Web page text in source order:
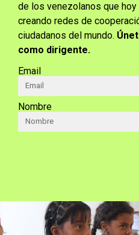
de los venezolanos que
creando redes de
ciudadanos del mundo.
como dirigente.
Email
Nombre